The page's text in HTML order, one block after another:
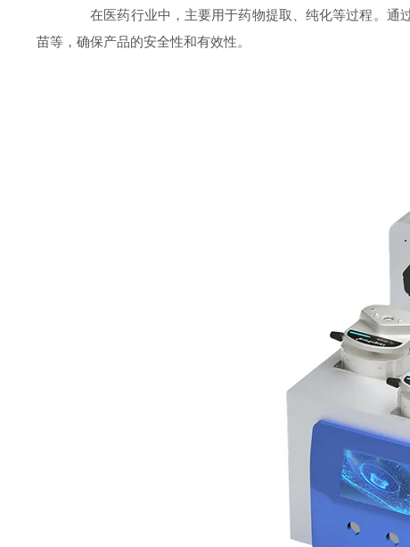
在医药行业中，主要用于药物提取、纯化等过程。通过
苗等，确保产品的安全性和有效性。